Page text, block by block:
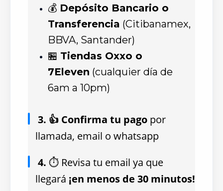
💰 Depósito Bancario o
Transferencia (Citibanamex,
BBVA, Santander)
🏪 Tiendas Oxxo o
7Eleven (cualquier día de
6am a 10pm)
3. 👍 Confirma tu pago por
llamada, email o whatsapp
4. ⏱ Revisa tu email ya que
llegará ¡en menos de 30 minutos!